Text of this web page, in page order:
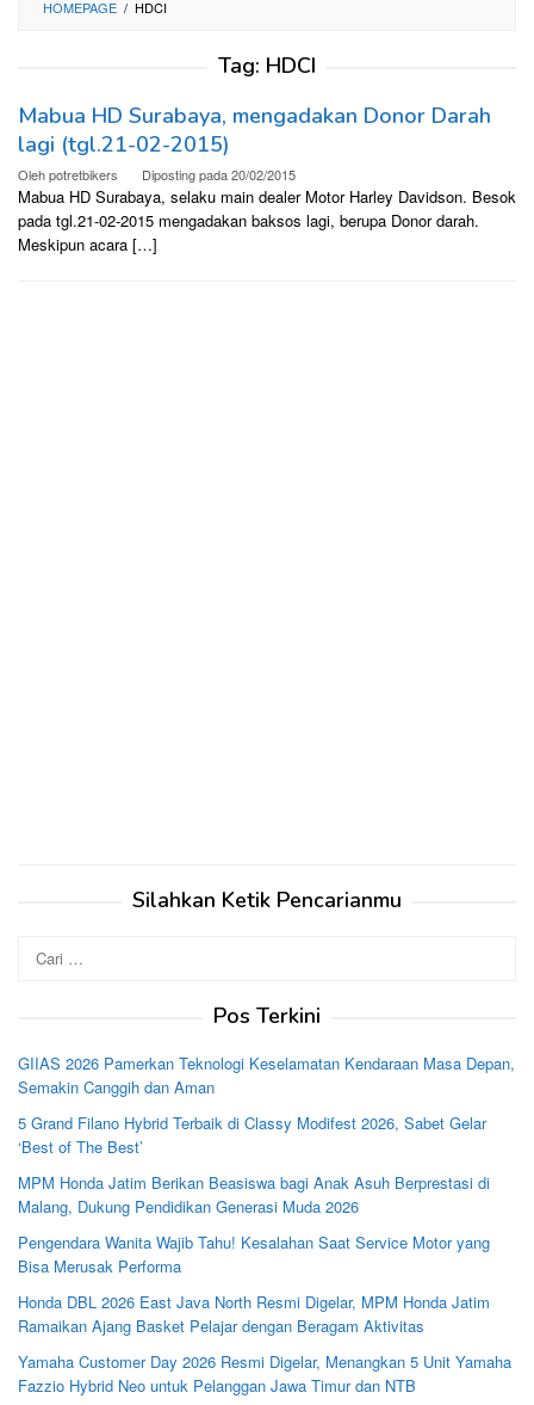
HOMEPAGE / HDCI
Tag: HDCI
Mabua HD Surabaya, mengadakan Donor Darah
lagi (tgl.21-02-2015)
Olehpotretbikers Diposting pada20/02/2015
Mabua HD Surabaya, selaku main dealer Motor Harley Davidson. Besok
pada tgl.21-02-2015 mengadakan baksos lagi, berupa Donor darah.
Meskipun acara […]
Silahkan Ketik Pencarianmu
untuk:
Pos Terkini
GIIAS 2026 Pamerkan Teknologi Keselamatan Kendaraan Masa Depan,
Semakin Canggih dan Aman
5 Grand Filano Hybrid Terbaik di Classy Modifest 2026, Sabet Gelar
‘Best of The Best’
MPM Honda Jatim Berikan Beasiswa bagi Anak Asuh Berprestasi di
Malang, Dukung Pendidikan Generasi Muda 2026
Pengendara Wanita Wajib Tahu! Kesalahan Saat Service Motor yang
Bisa Merusak Performa
Honda DBL 2026 East Java North Resmi Digelar, MPM Honda Jatim
Ramaikan Ajang Basket Pelajar dengan Beragam Aktivitas
Yamaha Customer Day 2026 Resmi Digelar, Menangkan 5 Unit Yamaha
Fazzio Hybrid Neo untuk Pelanggan Jawa Timur dan NTB